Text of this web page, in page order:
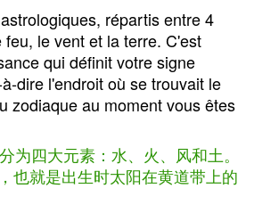
répartis entre 4
le vent et la terre. C'est
qui définit votre signe
dire l'endroit où se trouvait le
zodiaque au moment vous êtes
为四大元素：水、火、风和土。
也就是出生时太阳在黄道带上的